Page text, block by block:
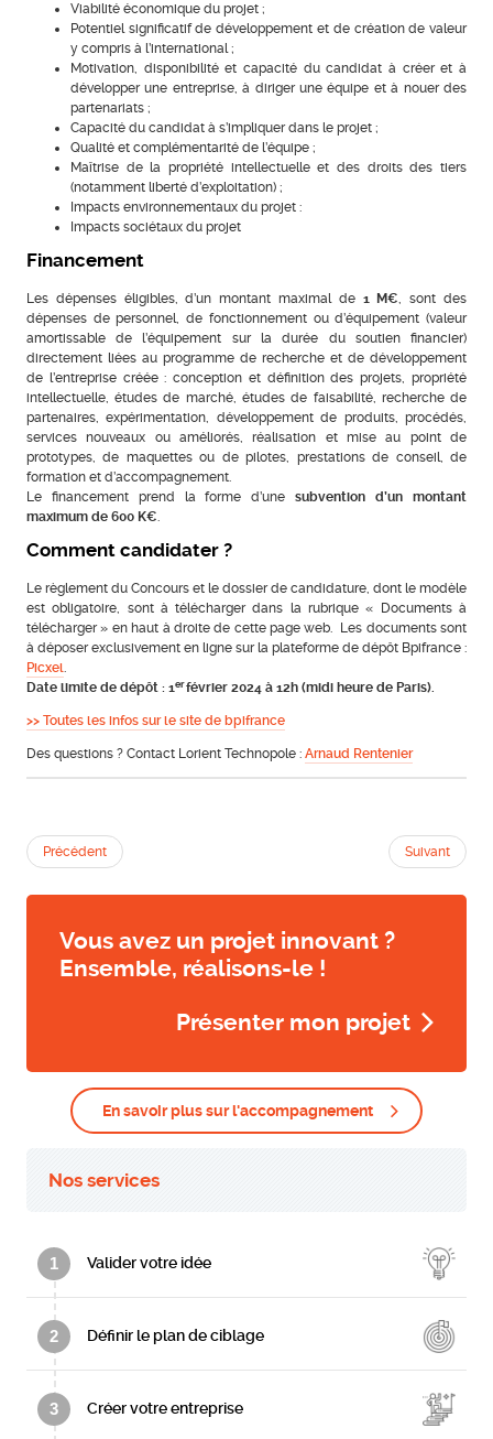
Viabilité économique du projet ;
Potentiel significatif de développement et de création de valeur
y compris à l’international ;
Motivation, disponibilité et capacité du candidat à créer et à
développer une entreprise, à diriger une équipe et à nouer des
partenariats ;
Capacité du candidat à s’impliquer dans le projet ;
Qualité et complémentarité de l’équipe ;
Maîtrise de la propriété intellectuelle et des droits des tiers
(notamment liberté d’exploitation) ;
Impacts environnementaux du projet :
Impacts sociétaux du projet
Financement
Les dépenses éligibles, d’un montant maximal de 1 M€, sont des
dépenses de personnel, de fonctionnement ou d’équipement (valeur
amortissable de l’équipement sur la durée du soutien financier)
directement liées au programme de recherche et de développement
de l’entreprise créée : conception et définition des projets, propriété
intellectuelle, études de marché, études de faisabilité, recherche de
partenaires, expérimentation, développement de produits, procédés,
services nouveaux ou améliorés, réalisation et mise au point de
prototypes, de maquettes ou de pilotes, prestations de conseil, de
formation et d’accompagnement.
Le financement prend la forme d’unesubvention d’un montant
maximum de 600 K€.
Comment candidater ?
Le règlement du Concours et le dossier de candidature, dont le modèle
est obligatoire, sont à télécharger dans la rubrique « Documents à
télécharger » en haut à droite de cette page web. Les documents sont
à déposer exclusivement en ligne sur la plateforme de dépôt Bpifrance :
Picxel.
Date limite de dépôt : 1erfévrier 2024 à 12h (midi heure de Paris).
>> Toutes les infos sur le site de bpifrance
Des questions ? Contact Lorient Technopole : Arnaud Rentenier
Précédent Suivant
Vous avez un projet innovant ?
Ensemble, réalisons-le !
Présenter mon projet
En savoir plus sur l'accompagnement
Nos services
1 Valider votre idée
2 Définir le plan de ciblage
3 Créer votre entreprise